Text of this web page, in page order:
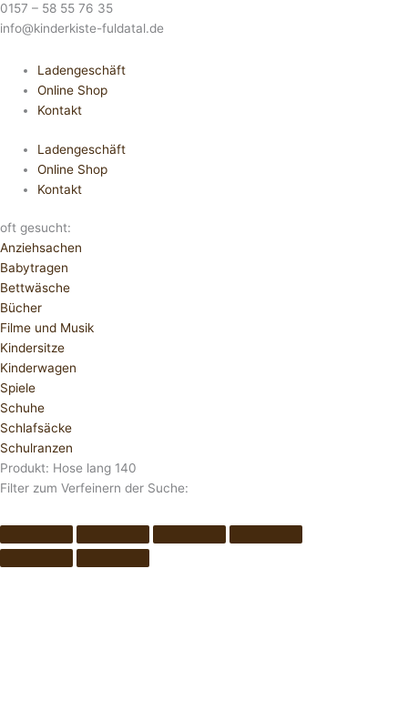
0157 – 58 55 76 35
info@kinderkiste-fuldatal.de
Ladengeschäft
Online Shop
Kontakt
Ladengeschäft
Online Shop
Kontakt
oft gesucht:
Anziehsachen
Babytragen
Bettwäsche
Bücher
Filme und Musik
Kindersitze
Kinderwagen
Spiele
Schuhe
Schlafsäcke
Schulranzen
Produkt: Hose lang 140
Filter zum Verfeinern der Suche: